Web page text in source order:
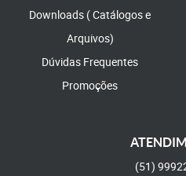
Downloads ( Catálogos e
Arquivos)
Dúvidas Frequentes
Promoções
(51)